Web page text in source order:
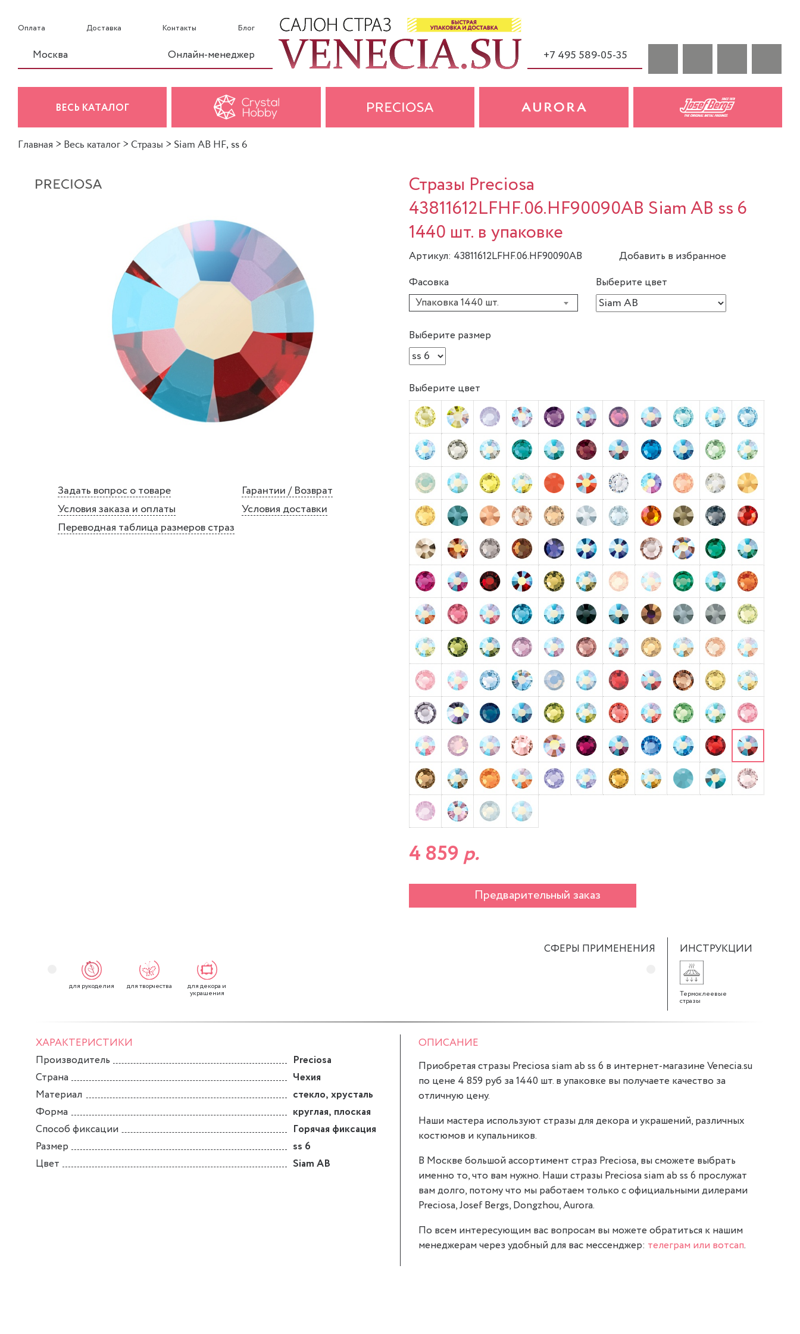
Оплата Доставка Контакты Блог
Москва Онлайн-менеджер +7 495 589-05-35
ВЕСЬ КАТАЛОГ
Главная > Весь каталог > Стразы > Siam AB HF, ss 6
Задать вопрос о товаре
Гарантии / Возврат
Условия заказа и оплаты
Условия доставки
Переводная таблица размеров страз
Стразы Preciosa
43811612LFHF.06.HF90090AB Siam AB ss 6
1440 шт. в упаковке
Артикул: 43811612LFHF.06.HF90090AB
Добавить в избранное
Фасовка
Упаковка 1440 шт.
Выберите цвет
Выберите размер
Выберите цвет
4 859 р.
Предварительный заказ
СФЕРЫ ПРИМЕНЕНИЯ
для рукоделия для творчества для декора и
украшения
ИНСТРУКЦИИ
Термоклеевые
стразы
ХАРАКТЕРИСТИКИ
Производитель
Preciosa
Страна
Чехия
Материал
стекло, хрусталь
Форма
круглая, плоская
Способ фиксации
Горячая фиксация
Размер
ss 6
Цвет
Siam AB
ОПИСАНИЕ
Приобретая стразы Preciosa siam ab ss 6 в интернет-магазине Venecia.su
по цене 4 859 руб за 1440 шт. в упаковке вы получаете качество за
отличную цену.
Наши мастера используют стразы для декора и украшений, различных
костюмов и купальников.
В Москве большой ассортимент страз Preciosa, вы сможете выбрать
именно то, что вам нужно. Наши стразы Preciosa siam ab ss 6 прослужат
вам долго, потому что мы работаем только с официальными дилерами
Preciosa, Josef Bergs, Dongzhou, Aurora.
По всем интересующим вас вопросам вы можете обратиться к нашим
менеджерам через удобный для вас мессенджер: телеграм или вотсап.